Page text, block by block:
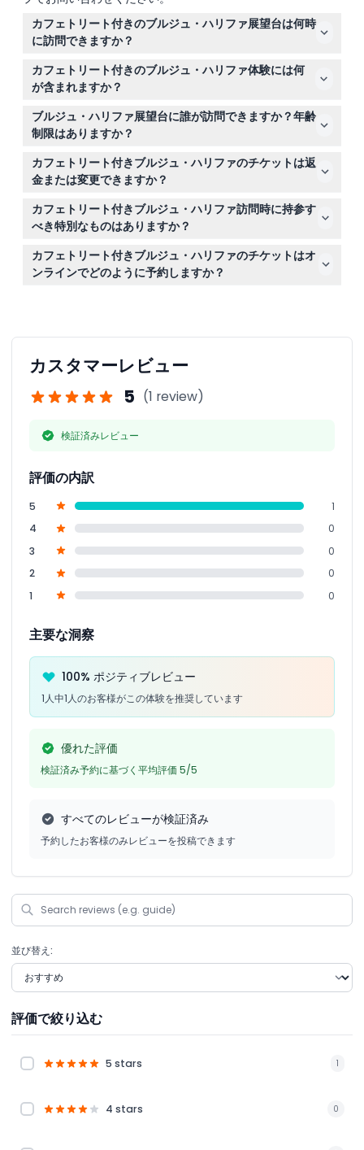
カフェトリート付きのブルジュ・ハリファ展望台は何時
に訪問できますか？
展望台は毎日午前10時から午後10時まで開いており、最終
入場は午後9時です（変更される場合がありますので、予
約時にご確認ください）。
カフェトリート付きのブルジュ・ハリファ体験には何
が含まれますか？
124階および125階の展望台へのアクセスが含まれており、
ドバイのパノラマビューをお楽しみいただけます。訪問後
は1階のザ・カフェでお好きなデザートまたは飲み物をお
楽しみください。
ブルジュ・ハリファ展望台に誰が訪問できますか？年齢
制限はありますか？
8歳以上の大人は大人料金が適用され、3歳から7歳の子供
は子供料金が適用されます。3歳未満の訪問者は通常料金
がかかりません。
カフェトリート付きブルジュ・ハリファのチケットは返
金または変更できますか？
いいえ、チケットは返金不可で、キャンセルや交換もでき
ません。予約日時にチケットをご利用ください。
カフェトリート付きブルジュ・ハリファ訪問時に持参す
べき特別なものはありますか？
入場時に提示するため、予約確認書を携帯または印刷して
持参してください。歩行やエレベーターに適した快適な服
装をおすすめします。厳格な服装規定はありませんが、控
カフェトリート付きブルジュ・ハリファのチケットはオ
ンラインでどのように予約しますか？
カスタマーレビュー
5 (1 review)
検証済みレビュー
評価の内訳
5
1
4
0
3
0
2
0
1
0
主要な洞察
100% ポジティブレビュー
1人中1人のお客様がこの体験を推奨しています
優れた評価
検証済み予約に基づく平均評価 5/5
すべてのレビューが検証済み
予約したお客様のみレビューを投稿できます
並び替え:
評価で絞り込む
5 stars 1
4 stars 0